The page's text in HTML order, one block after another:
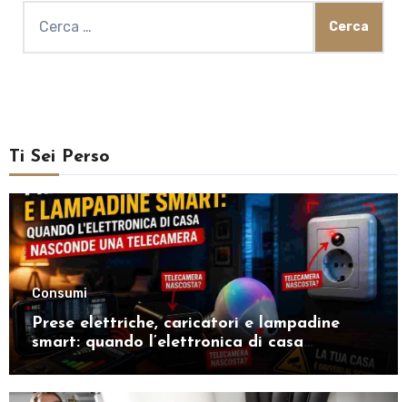
Ti Sei Perso
Consumi
Prese elettriche, caricatori e lampadine
smart: quando l’elettronica di casa
nasconde una telecamera